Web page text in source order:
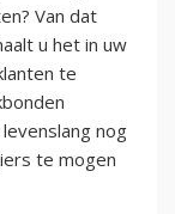
Van dat
u het in uw
te
nog
te mogen